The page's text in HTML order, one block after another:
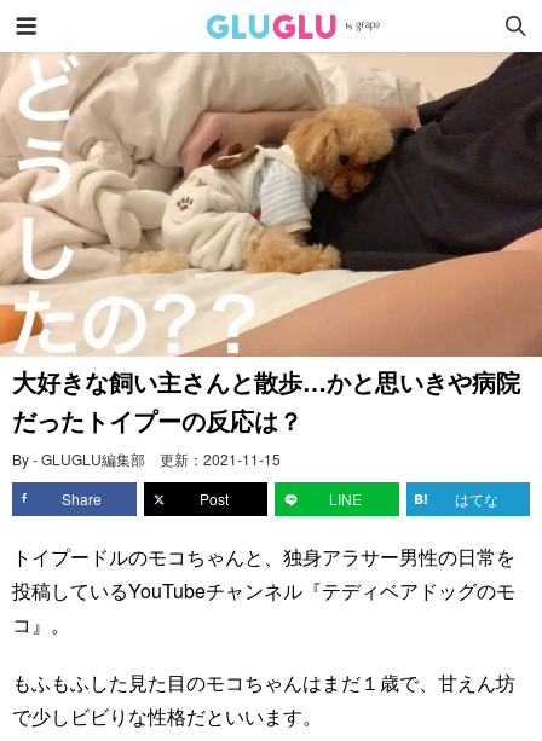
大好きな飼い主さんと散歩…かと思いきや病院
だったトイプーの反応は？
By - GLUGLU編集部 更新： 2021-11-15
Share
Post LINE はてな
トイプードルのモコちゃんと、独身アラサー男性の日常を
投稿しているYouTubeチャンネル『テディベアドッグのモ
コ』。
もふもふした見た目のモコちゃんはまだ１歳で、甘えん坊
で少しビビりな性格だといいます。